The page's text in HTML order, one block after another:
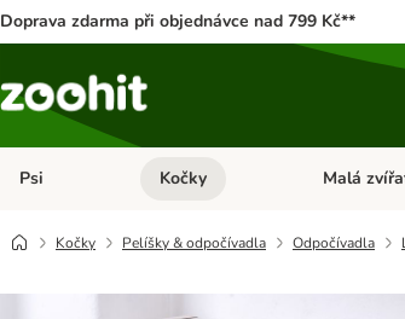
Doprava zdarma při objednávce nad 799 Kč**
Psi Otevřít menu: Psi
Kočky Otevřít
Malá
Kočky Pelíšky & odpočívadla Odpočívadla